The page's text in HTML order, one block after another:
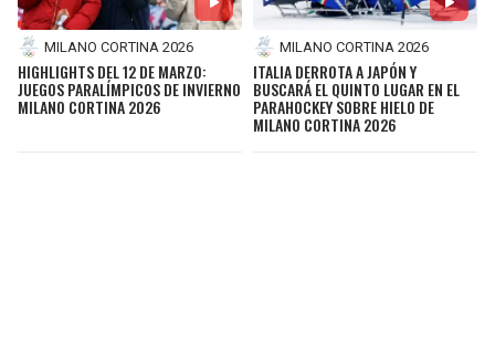
MILANO CORTINA 2026
HIGHLIGHTS DEL 12 DE MARZO:
JUEGOS PARALÍMPICOS DE INVIERNO
MILANO CORTINA 2026
MILANO CORTINA 2026
ITALIA DERROTA A JAPÓN Y
BUSCARÁ EL QUINTO LUGAR EN EL
PARAHOCKEY SOBRE HIELO DE
MILANO CORTINA 2026